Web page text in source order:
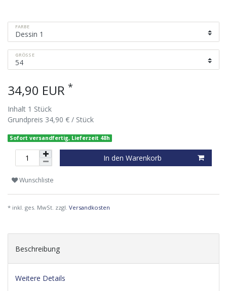
FARBE
GRÖSSE
34,90 EUR *
Inhalt 1 Stück
Grundpreis 34,90 € / Stück
Sofort versandfertig, Lieferzeit 48h
In den Warenkorb
Wunschliste
* inkl. ges. MwSt. zzgl. Versandkosten
Beschreibung
Weitere Details